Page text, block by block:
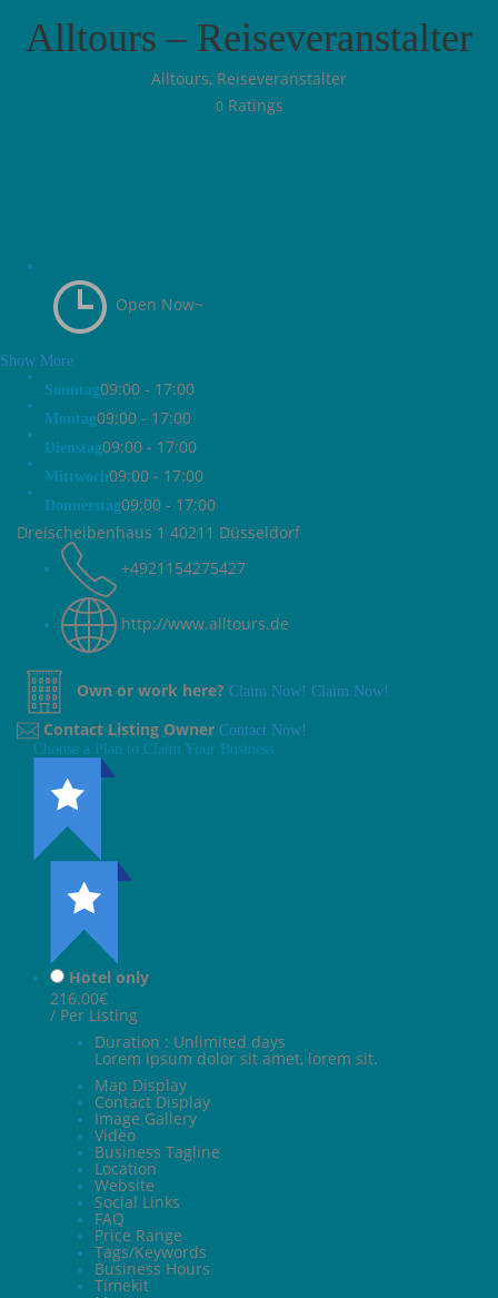
Alltours – Reiseveranstalter
Alltours, Reiseveranstalter
0Ratings
Open Now~
Show More
Sonntag09:00 - 17:00
Montag09:00 - 17:00
Dienstag09:00 - 17:00
Mittwoch09:00 - 17:00
Donnerstag09:00 - 17:00
Dreischeibenhaus 1 40211 Düsseldorf
+4921154275427
http://www.alltours.de
Own or work here? Claim Now! Claim Now!
Contact Listing Owner Contact Now!
Choose a Plan to Claim Your Business
Hotel only
216.00€
/ Per Listing
Duration : Unlimited days
Lorem ipsum dolor sit amet, lorem sit.
Map Display
Contact Display
Image Gallery
Video
Business Tagline
Location
Website
Social Links
FAQ
Price Range
Tags/Keywords
Business Hours
Timekit